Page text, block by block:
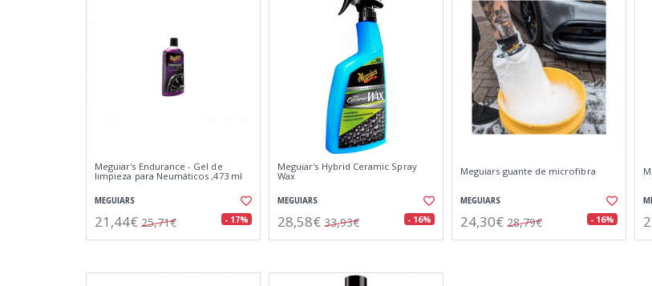
Meguiar's Endurance - Gel de
limpieza para Neumáticos ,473 ml
MEGUIARS
21,44€ 25,71€ - 17%
Meguiar's Hybrid Ceramic Spray
Wax
MEGUIARS
28,58€ 33,93€ - 16%
Meguiars guante de microfibra
MEGUIARS
24,30€ 28,79€ - 16%